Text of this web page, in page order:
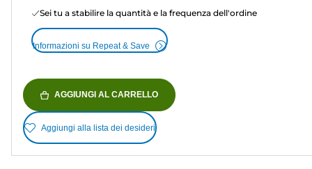
Sei tu a stabilire la quantità e la frequenza dell'ordine
Informazioni su Repeat & Save
AGGIUNGI AL CARRELLO
Aggiungi alla lista dei desideri